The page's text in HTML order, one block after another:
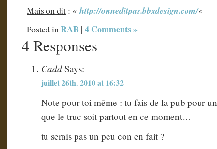
Mais on dit : « http://onneditpas.bbxdesign.com/«
Posted in RAB |4 Comments »
4 Responses
Cadd Says:
juillet 26th, 2010 at 16:32
Note pour toi même : tu fais de la pub pour
que le truc soit partout en ce moment…
tu serais pas un peu con en fait ?